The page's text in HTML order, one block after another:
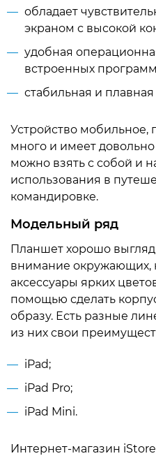
обладает
экраном с высокой
удобная
встроенных
стабильная и
Устройство мобильное,
много и имеет
можно взять с собой и
использования в
командировке.
Модельный ряд
Планшет хорошо
внимание окружающих,
аксессуары ярких
помощью сделать
образу. Есть разные
из них свои
iPad;
iPad Pro;
iPad Mini.
Интернет-магазин